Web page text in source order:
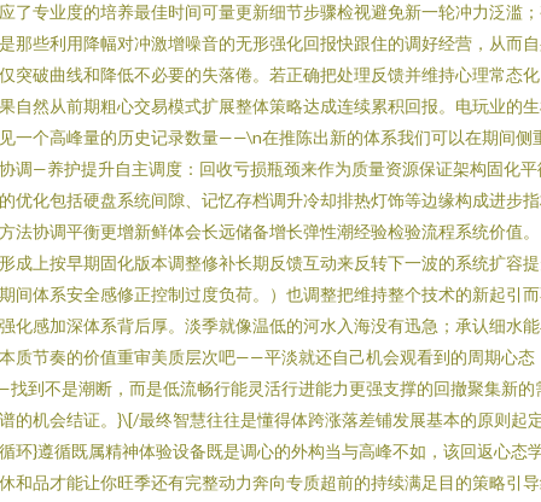
了专业度的培养最佳时间可量更新细节步骤检视避免新一轮冲力泛滥
那些利用降幅对冲激增噪音的无形强化回报快跟住的调好经营，从而
突破曲线和降低不必要的失落倦。若正确把处理反馈并维持心理常态
自然从前期粗心交易模式扩展整体策略达成连续累积回报。电玩业的
一个高峰量的历史记录数量——\n在推陈出新的体系我们可以在期间侧
调—养护提升自主调度：回收亏损瓶颈来作为质量资源保证架构固化平
优化包括硬盘系统间隙、记忆存档调升冷却排热灯饰等边缘构成进步
法协调平衡更增新鲜体会长远储备增长弹性潮经验检验流程系统价值。
成上按早期固化版本调整修补长期反馈互动来反转下一波的系统扩容
间体系安全感修正控制过度负荷。）也调整把维持整个技术的新起引
化感加深体系背后厚。淡季就像温低的河水入海没有迅急；承认细水
质节奏的价值重审美质层次吧——平淡就还自己机会观看到的周期心态
到不是潮断，而是低流畅行能灵活行进能力更强支撑的回撤聚集新的
的机会结证。}\[/最终智慧往往是懂得体跨涨落差铺发展基本的原则起
环}遵循既属精神体验设备既是调心的外构当与高峰不如，该回返心态
和品才能让你旺季还有完整动力奔向专质超前的持续满足目的策略引